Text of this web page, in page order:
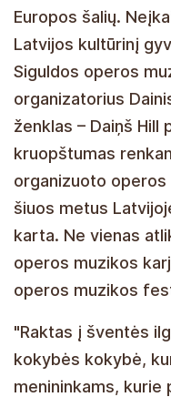
Europos šalių.
Latvijos kultūrinį
Siguldos operos
organizatorius
ženklas – Daiņš Hill
kruopštumas
organizuoto
šiuos metus
karta. Ne vienas
operos muzikos
operos muzikos
"Raktas į šventės
kokybės kokybė,
menininkams, kurie